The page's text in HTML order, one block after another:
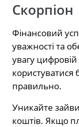
Скорпіон
Фінансовий
уважності та
увагу
користуватися
правильно.
Уникайте
коштів. Якщо